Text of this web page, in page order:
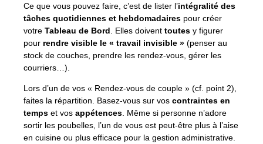
Ce que vous pouvez faire, c’est de lister l’intégralité des
tâches quotidiennes et hebdomadaires pour créer
votre Tableau de Bord . Elles doivent toutes y figurer
pour rendre visible le « travail invisible » (penser au
stock de couches, prendre les rendez-vous, gérer les
courriers…).
Lors d’un de vos « Rendez-vous de couple » (cf. point 2),
faites la répartition. Basez-vous sur vos contraintes en
temps et vos appétences . Même si personne n’adore
sortir les poubelles, l’un de vous est peut-être plus à l’aise
en cuisine ou plus efficace pour la gestion administrative.